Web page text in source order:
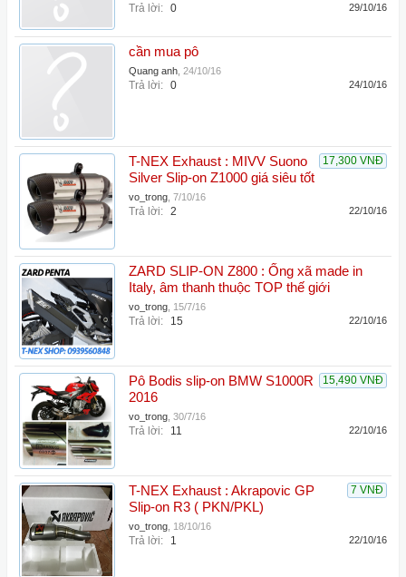
Trả lời: 0 29/10/16
cần mua pô
Quang anh 24/10/16
Trả lời: 0 24/10/16
17,300 VNĐ
T-NEX Exhaust : MIVV Suono
Silver Slip-on Z1000 giá siêu tốt
vo_trong 7/10/16
Trả lời: 2 22/10/16
ZARD SLIP-ON Z800 : Ống xã made in
Italy, âm thanh thuộc TOP thế giới
vo_trong 15/7/16
Trả lời: 15 22/10/16
15,490 VNĐ
Pô Bodis slip-on BMW S1000R
2016
vo_trong 30/7/16
Trả lời: 11 22/10/16
7 VNĐ
T-NEX Exhaust : Akrapovic GP
Slip-on R3 ( PKN/PKL)
vo_trong 18/10/16
Trả lời: 1 22/10/16